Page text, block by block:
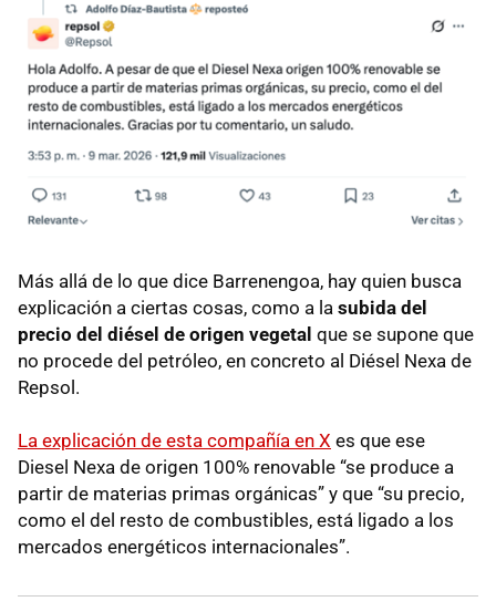
Más allá de lo que dice Barrenengoa, hay quien busca
explicación a ciertas cosas, como a la subida del
precio del diésel de origen vegetal que se supone que
no procede del petróleo, en concreto al Diésel Nexa de
Repsol.
La explicación de esta compañía en X es que ese
Diesel Nexa de origen 100% renovable “se produce a
partir de materias primas orgánicas” y que “su precio,
como el del resto de combustibles, está ligado a los
mercados energéticos internacionales”.